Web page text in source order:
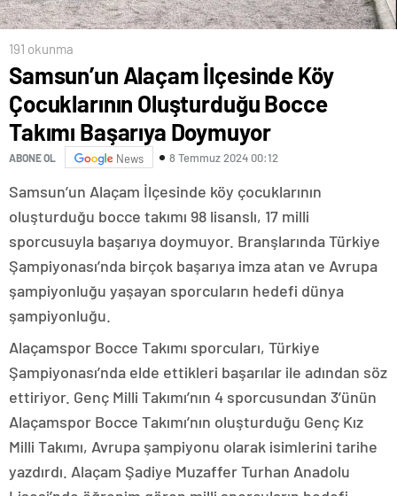
191 okunma
Samsun’un Alaçam İlçesinde Köy
Çocuklarının Oluşturduğu Bocce
Takımı Başarıya Doymuyor
ABONE OL News 8 Temmuz 2024 00:12
Samsun’un Alaçam İlçesinde köy çocuklarının
oluşturduğu bocce takımı 98 lisanslı, 17 milli
sporcusuyla başarıya doymuyor. Branşlarında Türkiye
Şampiyonası’nda birçok başarıya imza atan ve Avrupa
şampiyonluğu yaşayan sporcuların hedefi dünya
şampiyonluğu.
Alaçamspor Bocce Takımı sporcuları, Türkiye
Şampiyonası’nda elde ettikleri başarılar ile adından söz
ettiriyor. Genç Milli Takımı’nın 4 sporcusundan 3’ünün
Alaçamspor Bocce Takımı’nın oluşturduğu Genç Kız
Milli Takımı, Avrupa şampiyonu olarak isimlerini tarihe
yazdırdı. Alaçam Şadiye Muzaffer Turhan Anadolu